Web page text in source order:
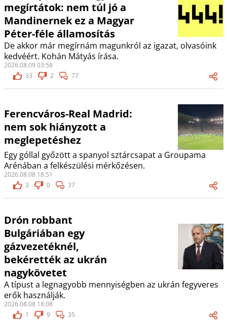
megírtátok: nem túl jó a
Mandinernek ez a Magyar
Péter-féle államosítás
De akkor már megírnám magunkról az igazat, olvasóink
kedvéért. Kohán Mátyás írása.
2026.08.09 03:58
33
2 77
Ferencváros-Real Madrid:
nem sok hiányzott a
meglepetéshez
Egy góllal győzött a spanyol sztárcsapat a Groupama
Arénában a felkészülési mérkőzésen.
2026.08.08 18:51
3
0 37
Drón robbant
Bulgáriában egy
gázvezetéknél,
bekérették az ukrán
nagykövetet
A típust a legnagyobb mennyiségben az ukrán fegyveres
erők használják.
2026.08.08 18:08
1
9 35